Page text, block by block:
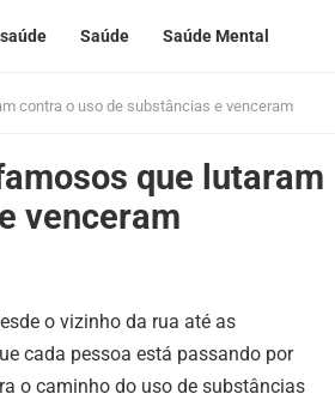
Saúde Saúde Mental
contra o uso de substâncias e venceram
que lutaram
venceram
o vizinho da rua até as
cada pessoa está passando por
o caminho do uso de substâncias